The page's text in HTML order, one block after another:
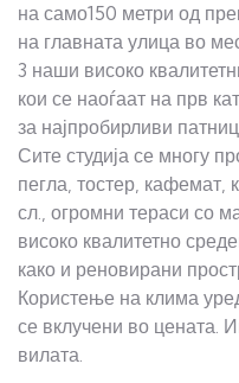
на само150 метри од
на главната улица во
3 наши високо
кои се наоѓаат на прв
за најпробирливи
Сите студија се многу
пегла, тостер, кафемат,
сл., огромни тераси со
високо квалитетно
како и реновирани
Користење на клима
се вклучени во цената.
вилата.